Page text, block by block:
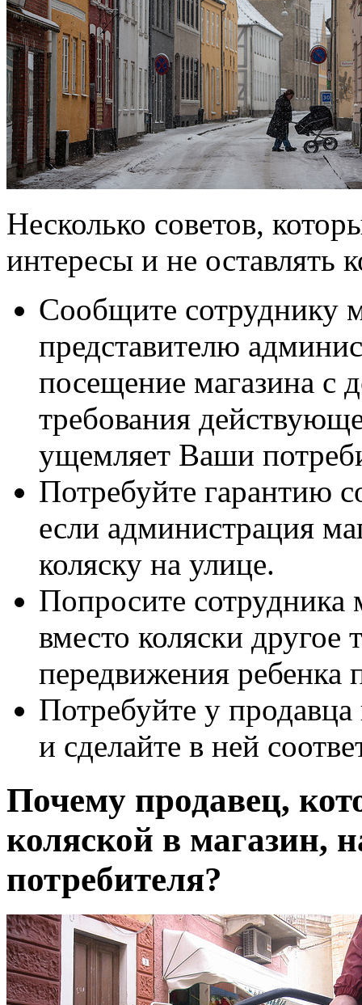
Несколько советов,
интересы и не оставлять
Сообщите сотруднику
представителю
посещение магазина с
требования
ущемляет Ваши
Потребуйте гарантию
если администрация
коляску на улице.
Попросите сотрудника
вместо коляски другое
передвижения ребенка
Потребуйте у
и сделайте в ней
Почему продавец,
коляской в магазин,
потребителя?